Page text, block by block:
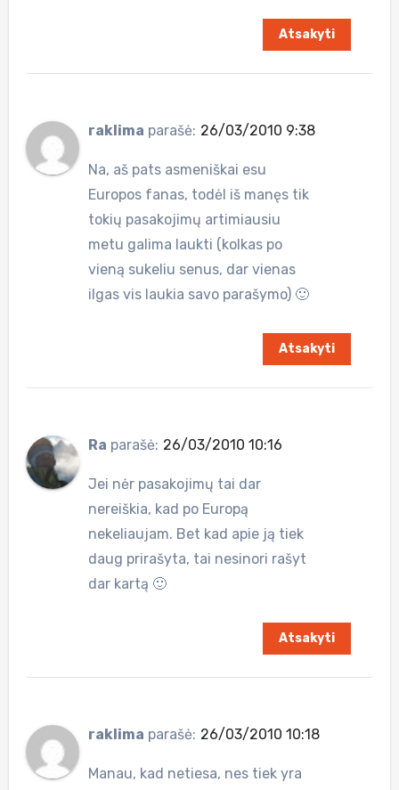
Atsakyti
raklima parašė: 26/03/2010 9:38
Na, aš pats asmeniškai esu
Europos fanas, todėl iš manęs tik
tokių pasakojimų artimiausiu
metu galima laukti (kolkas po
vieną sukeliu senus, dar vienas
ilgas vis laukia savo parašymo) 🙂
Atsakyti
Ra parašė: 26/03/2010 10:16
Jei nėr pasakojimų tai dar
nereiškia, kad po Europą
nekeliaujam. Bet kad apie ją tiek
daug prirašyta, tai nesinori rašyt
dar kartą 🙂
Atsakyti
raklima parašė: 26/03/2010 10:18
Manau, kad netiesa, nes tiek yra